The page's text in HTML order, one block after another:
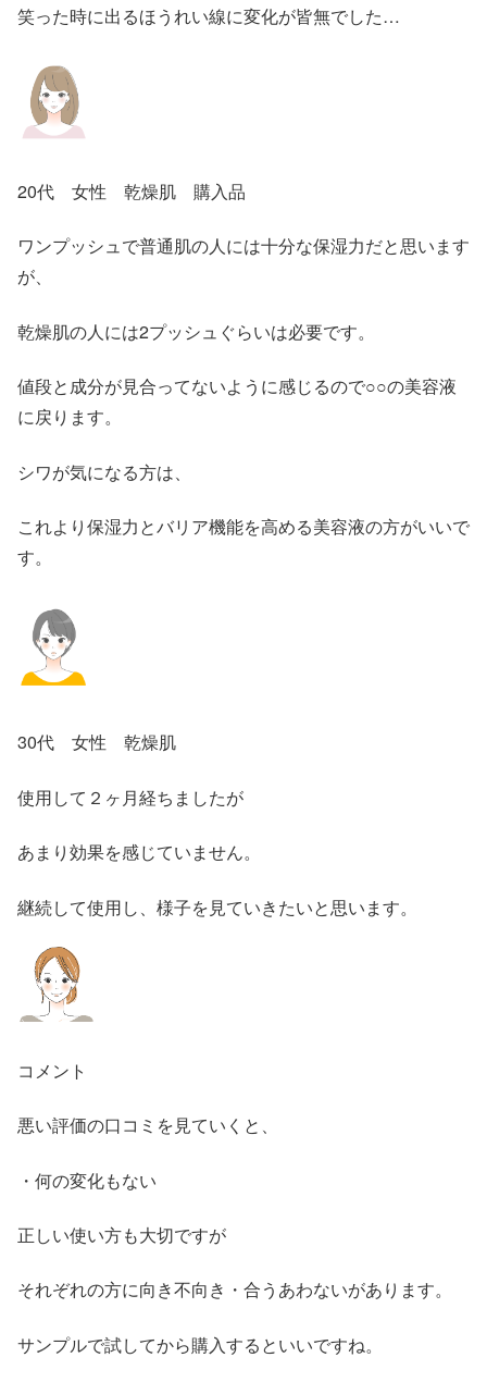
笑った時に出るほうれい線に変化が皆無でした…
20代 女性 乾燥肌 購入品
ワンプッシュで普通肌の人には十分な保湿力だと思います
が、
乾燥肌の人には2プッシュぐらいは必要です。
値段と成分が見合ってないように感じるので○○の美容液
に戻ります。
シワが気になる方は、
これより保湿力とバリア機能を高める美容液の方がいいで
す。
30代 女性 乾燥肌
使用して２ヶ月経ちましたが
あまり効果を感じていません。
継続して使用し、様子を見ていきたいと思います。
コメント
悪い評価の口コミを見ていくと、
・何の変化もない
正しい使い方も大切ですが
それぞれの方に向き不向き・合うあわないがあります。
サンプルで試してから購入するといいですね。